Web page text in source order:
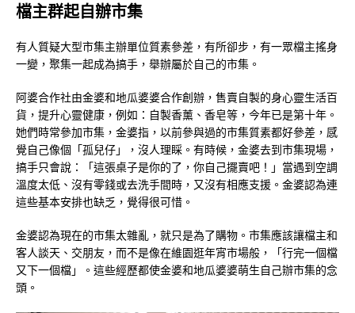
檔主群起自辦市集
有人質疑大型市集主辦單位質素參差，有所卻步，有一眾檔主搖身
一變，聚集一起成為搞手，舉辦屬於自己的市集。
阿婆合作社由金婆和地瓜婆婆合作創辦，售賣自製的身心靈生活百
貨，提升心靈健康，例如：自製香薰、香皂等，今年已是第十年。
她們時常參加市集，金婆指，以前參與過的市集質素都好參差，感
覺自己像個「孤兒仔」，沒人理睬。有時候，金婆去到市集現場，
搞手只會說：「這張桌子是你的了，你自己擺賣吧！」當遇到空調
溫度太低、沒有零錢或去洗手間時，又沒有相應支援。金婆認為連
這些基本安排也缺乏，覺得很可惜。
金婆認為現在的市集太雜亂，就只是為了購物。市集應該讓檔主和
客人談天、交朋友，而不是像在維園逛年宵市場般，「行完一個檔
又下一個檔」。這些經歷都使金婆和地瓜婆婆萌生自己辦市集的念
頭。